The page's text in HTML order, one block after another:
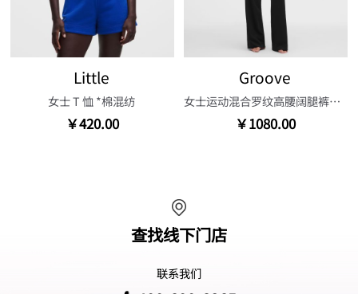
Little
女士 T 恤 *棉混纺
￥420.00
Groove
女士运动混合罗纹高腰阔腿裤*常规款
￥1080.00
查找线下门店
联系我们